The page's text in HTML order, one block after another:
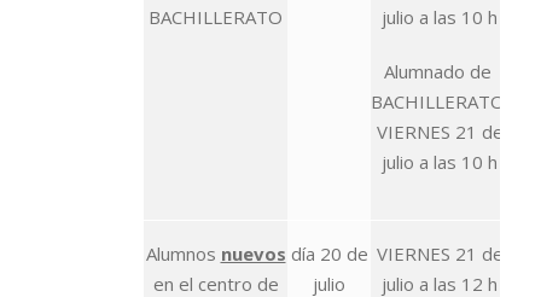
BACHILLERATO
julio a las 10 h
Alumnado de
BACHILLERATO:
VIERNES 21 de
julio a las 10 h
Alumnos nuevos
en el centro de
día 20 de
julio
VIERNES 21 de
julio a las 12 h